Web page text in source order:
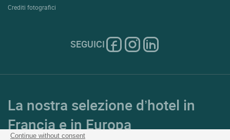
Continue without consent
Crediti fotografici
SEGUICI
La nostra selezione d’hotel in
Francia e in Europa